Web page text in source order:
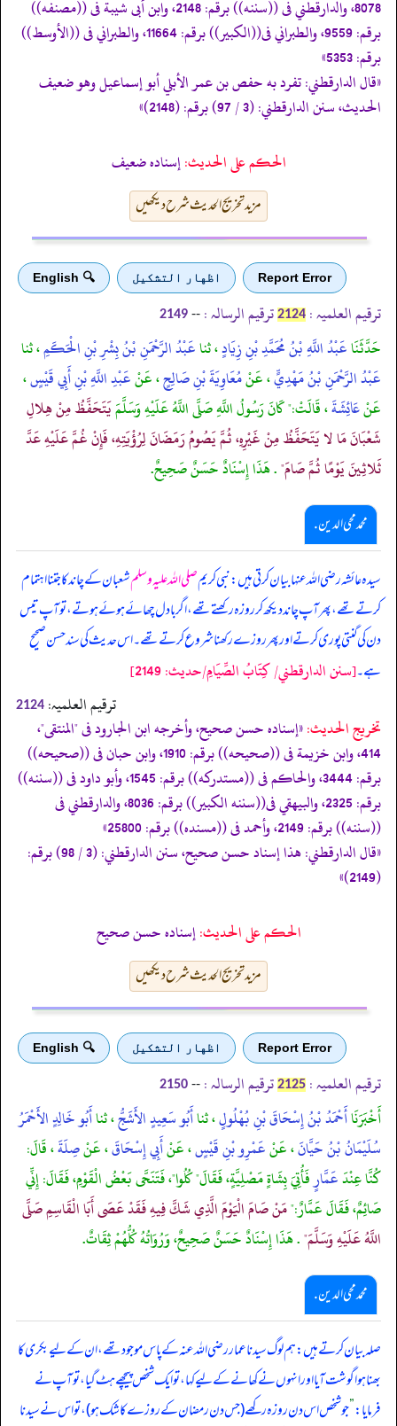
8078، والدارقطني فى ((سننه)) برقم: 2148، وابن أبى شيبة فى ((مصنفه))
برقم: 9559، والطبراني فى((الكبير)) برقم: 11664، والطبراني فى ((الأوسط))
برقم: 5353»
«قال الدارقطني: تفرد به حفص بن عمر الأبلي أبو إسماعيل وهو ضعيف
الحديث، سنن الدارقطني: (3 / 97) برقم: (2148)»
الحكم على الحديث:إسناده ضعيف
مزید تخریج الحدیث شرح دیکھیں
Report Error اظهار التشكيل 🔍 English
ترقیم العلمیہ : 2124 ترقیم الرسالہ : --
2149
حَدَّثَنَاعَبْدُ اللَّهِ بْنُ مُحَمَّدِ بْنِ زِيَادٍ، ثناعَبْدُ الرَّحْمَنِ بْنُ بِشْرِ بْنِ الْحَكَمِ، ثنا
عَبْدُ الرَّحْمَنِ بْنُ مَهْدِيٍّ، عَنْمُعَاوِيَةَ بْنِ صَالِحٍ، عَنْعَبْدِ اللَّهِ بْنِ أَبِي قَيْسٍ،
عَنْعَائِشَةَ، قَالَتْ:" كَانَ رَسُولُ اللَّهِ صَلَّى اللَّهُ عَلَيْهِ وَسَلَّمَيَتَحَفَّظُ مِنْ هِلالِ
شَعْبَانَ مَا لا يَتَحَفَّظُ مِنْ غَيْرِهِ، ثُمَّ يَصُومُ رَمَضَانَ لِرُؤْيَتِهِ، فَإِنْ غُمَّ عَلَيْهِ عَدَّ
ثَلاثِينَ يَوْمًا ثُمَّ صَامَ". هَذَا إِسْنَادٌ حَسَنٌ صَحِيحٌ.
محمد محی الدین .
سیدہ عائشہ رضی اللہ عنہا بیان کرتی ہیں: نبی کریمصلی اللہ علیہ وسلمشعبان کے چاند کا جتنا اہتمام
کرتے تھے، پھر آپ چاند دیکھ کر روزہ رکھتے تھے، اگر بادل چھائے ہوئے ہوتے، تو آپ تیس
دن کی گنتی پوری کرتے اور پھر روزے رکھنا شروع کرتے تھے۔ اس حدیث کی سند حسن صحیح
ہے۔[سنن الدارقطني/ كِتَابُ الصِّيَامِ/حدیث: 2149]
ترقیم العلمیہ: 2124
تخریج الحدیث:«إسناده حسن صحيح، وأخرجه ابن الجارود فى "المنتقى"،
414، وابن خزيمة فى ((صحيحه)) برقم: 1910، وابن حبان فى ((صحيحه))
برقم: 3444، والحاكم فى ((مستدركه)) برقم: 1545، وأبو داود فى ((سننه))
برقم: 2325، والبيهقي فى((سننه الكبير)) برقم: 8036، والدارقطني فى
((سننه)) برقم: 2149، وأحمد فى ((مسنده)) برقم: 25800»
«قال الدارقطني: هذا إسناد حسن صحيح، سنن الدارقطني: (3 / 98) برقم:
(2149)»
الحكم على الحديث:إسناده حسن صحيح
مزید تخریج الحدیث شرح دیکھیں
Report Error اظهار التشكيل 🔍 English
ترقیم العلمیہ : 2125 ترقیم الرسالہ : --
2150
أَخْبَرَنَاأَحْمَدُ بْنُ إِسْحَاقَ بْنِ بُهْلُولٍ، ثناأَبُو سَعِيدٍ الأَشَجُّ، ثناأَبُو خَالِدٍ الأَحْمَرُ
سُلَيْمَانُ بْنُ حَيَّانَ، عَنْعَمْرِو بْنِ قَيْسٍ، عَنْأَبِي إِسْحَاقَ، عَنْصِلَةَ، قَالَ:
كُنَّا عِنْدَعَمَّارٍفَأُتِيَ بِشَاةٍ مَصْلِيَّةٍ، فَقَالَ" كُلُوا"، فَتَنَحَّى بَعْضُ الْقَوْمِ، فَقَالَ: إِنِّي
صَائِمٌ، فَقَالَ عَمَّارٌ:"مَنْ صَامَ الْيَوْمَ الَّذِي شَكَّ فِيهِ فَقَدْ عَصَى أَبَا الْقَاسِمِ صَلَّى
اللَّهُ عَلَيْهِ وَسَلَّمَ". هَذَا إِسْنَادٌ حَسَنٌ صَحِيحٌ، وَرُوَاتُهُ كُلُّهُمْ ثِقَاتٌ.
محمد محی الدین .
صلہ بیان کرتے ہیں: ہم لوگ سیدنا عمار رضی اللہ عنہ کے پاس موجود تھے، ان کے لیے بکری کا
بھنا ہوا گوشت آیا اور انہوں نے کھانے کے لیے کہا، تو ایک شخص پیچھے ہٹ گیا، تو آپ نے
فرمایا:”جو شخص اس دن روزہ رکھے (جس دن رمضان کے روزے کا شک ہو)، تو اس نے سیدنا